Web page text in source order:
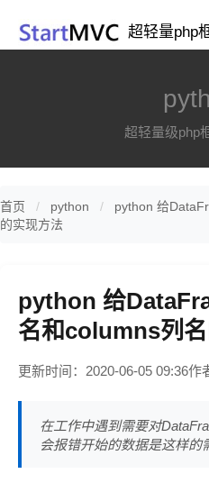
超轻量php
超轻量级php
首页 python
python 给
的实现方法
python 给
名和columns列
更新时间：2020-06-05 09:36作
在工作中遇到需要对
会报错开始的数据是这样的